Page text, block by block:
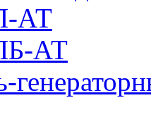
АТ
АТ